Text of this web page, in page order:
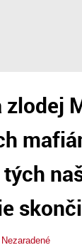
zlodej
Nezaradené